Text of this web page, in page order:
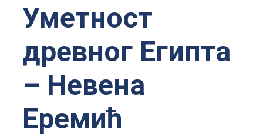
Уметност
древног Египта
– Невена
Еремић